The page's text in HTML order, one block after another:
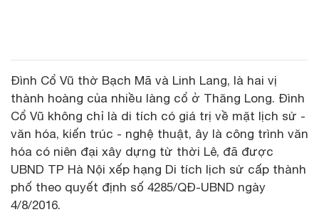
Đình Cổ Vũ thờ Bạch Mã và Linh Lang, là hai vị
thành hoàng của nhiều làng cổ ở Thăng Long. Đình
Cổ Vũ không chỉ là di tích có giá trị về mặt lịch sử -
văn hóa, kiến trúc - nghệ thuật, ây là công trình văn
hóa có niên đại xây dựng từ thời Lê, đã được
UBND TP Hà Nội xếp hạng Di tích lịch sử cấp thành
phố theo quyết định số 4285/QĐ-UBND ngày
4/8/2016.